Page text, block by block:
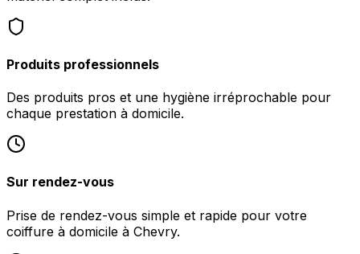
Produits professionnels
Des produits pros et une hygiène irréprochable pour
chaque prestation à domicile.
Sur rendez-vous
Prise de rendez-vous simple et rapide pour votre
coiffure à domicile à Chevry.